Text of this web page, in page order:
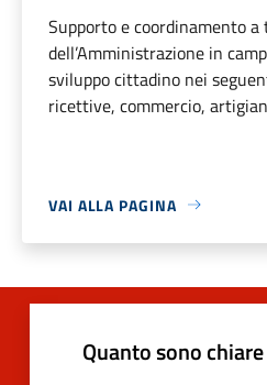
Supporto e coordinamento
dell’Amministrazione in
sviluppo cittadino nei
ricettive, commercio,
VAI ALLA PAGINA
Quanto sono